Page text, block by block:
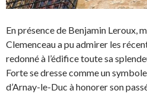
En présence de Benjamin Leroux,
Clemenceau a pu admirer les
redonné à l’édifice toute sa
Forte se dresse comme un
d’Arnay-le-Duc à honorer son